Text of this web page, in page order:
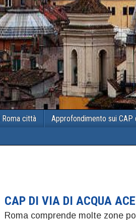
città
Approfondimento sui
CAP DI VIA DI ACQUA
Roma comprende molte zone